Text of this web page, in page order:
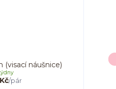
(visací náušnice)
/pár